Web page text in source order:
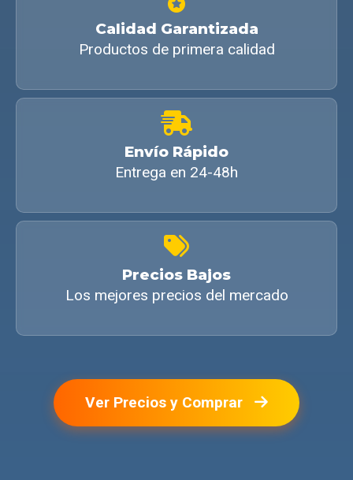
Calidad Garantizada
Productos de primera calidad
Envío Rápido
Entrega en 24-48h
Precios Bajos
Los mejores precios del mercado
Ver Precios y Comprar